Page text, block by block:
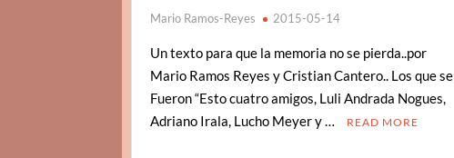
Mario Ramos-Reyes 2015-05-14
Un texto para que la memoria no se pierda..por
Mario Ramos Reyes y Cristian Cantero.. Los que se
Fueron “Esto cuatro amigos, Luli Andrada Nogues,
Adriano Irala, Lucho Meyer y …
READ MORE